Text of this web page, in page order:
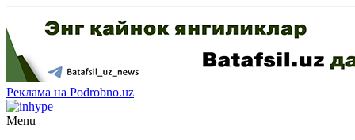
Реклама на Podrobno.uz
Menu